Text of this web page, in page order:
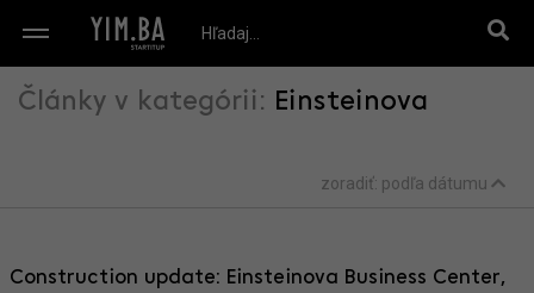
Články v kategórii: Einsteinova
zoradiť: podľa dátumu
Construction update: Einsteinova Business Center,